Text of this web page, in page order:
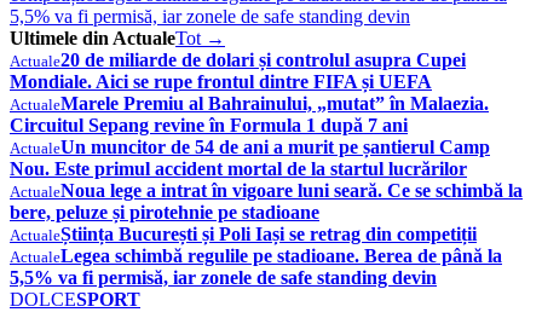
5,5% va fi permisă, iar zonele de safe standing devin
Ultimele din ActualeTot →
Actuale20 de miliarde de dolari și controlul asupra Cupei
Mondiale. Aici se rupe frontul dintre FIFA și UEFA
ActualeMarele Premiu al Bahrainului, „mutat” în Malaezia.
Circuitul Sepang revine în Formula 1 după 7 ani
ActualeUn muncitor de 54 de ani a murit pe șantierul Camp
Nou. Este primul accident mortal de la startul lucrărilor
ActualeNoua lege a intrat în vigoare luni seară. Ce se schimbă la
bere, peluze și pirotehnie pe stadioane
ActualeȘtiința București și Poli Iași se retrag din competiții
ActualeLegea schimbă regulile pe stadioane. Berea de până la
5,5% va fi permisă, iar zonele de safe standing devin
DOLCESPORT